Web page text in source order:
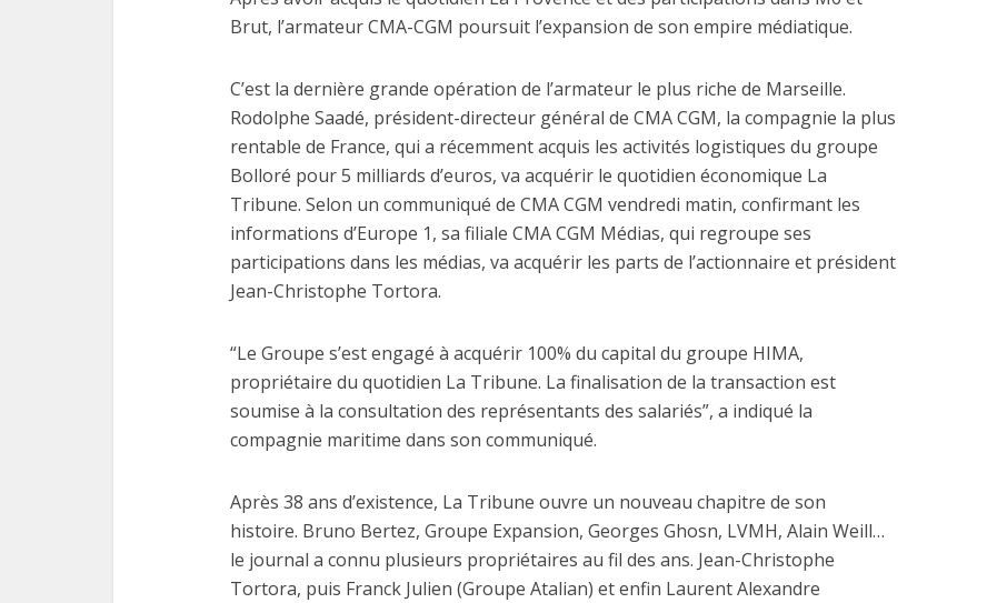
Brut, l’armateur CMA-CGM poursuit l’expansion de son empire médiatique.
C’est la dernière grande opération de l’armateur le plus riche de Marseille.
Rodolphe Saadé, président-directeur général de CMA CGM, la compagnie la plus
rentable de France, qui a récemment acquis les activités logistiques du groupe
Bolloré pour 5 milliards d’euros, va acquérir le quotidien économique La
Tribune. Selon un communiqué de CMA CGM vendredi matin, confirmant les
informations d’Europe 1, sa filiale CMA CGM Médias, qui regroupe ses
participations dans les médias, va acquérir les parts de l’actionnaire et président
Jean-Christophe Tortora.
“Le Groupe s’est engagé à acquérir 100% du capital du groupe HIMA,
propriétaire du quotidien La Tribune. La finalisation de la transaction est
soumise à la consultation des représentants des salariés”, a indiqué la
compagnie maritime dans son communiqué.
Après 38 ans d’existence, La Tribune ouvre un nouveau chapitre de son
histoire. Bruno Bertez, Groupe Expansion, Georges Ghosn, LVMH, Alain Weill…
le journal a connu plusieurs propriétaires au fil des ans. Jean-Christophe
Tortora, puis Franck Julien (Groupe Atalian) et enfin Laurent Alexandre
Les dépenses de
fonctionnement de l’Etat
explosent
La nouvelle Guerre du